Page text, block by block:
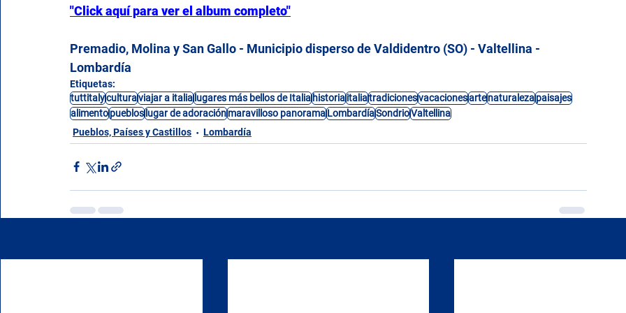
"Click aquí para ver el album completo"
Premadio, Molina y San Gallo - Municipio disperso de Valdidentro (SO) - Valtellina -
Lombardía
Etiquetas:
tuttitalyculturaviajar a italialugares más bellos de Italiahistoriaitaliatradicionesvacacionesartenaturalezapaisajes
alimentopuebloslugar de adoraciónmaravilloso panoramaLombardíaSondrioValtellina
Pueblos, Países y Castillos
Lombardía